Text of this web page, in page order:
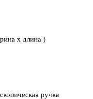
x длина )
ручка